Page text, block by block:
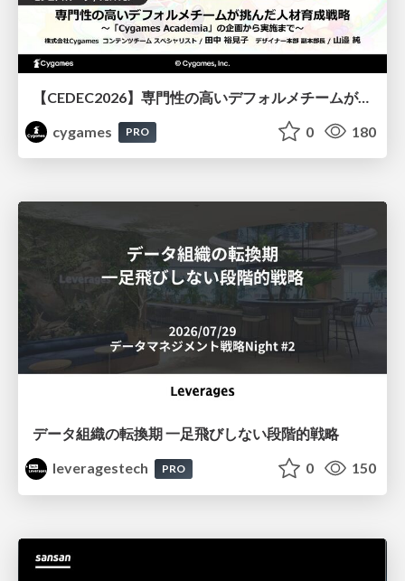
【CEDEC2026】専門性の高いデフォルメチームが挑んだ人材育成戦略 〜Cygames Academiaの企画から実施まで〜
cygames
PRO 0 180
データ組織の転換期 一足飛びしない段階的戦略
leveragestech
PRO 0 150